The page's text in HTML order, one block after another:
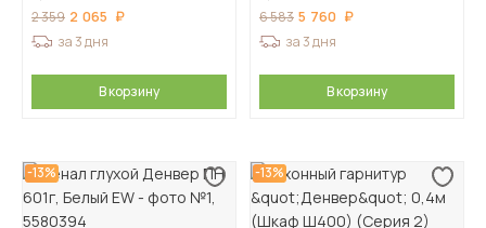
2 359 2 065
за 3 дня
В корзину
6 583 5 760
за 3 дня
В корзину
-13% -13%